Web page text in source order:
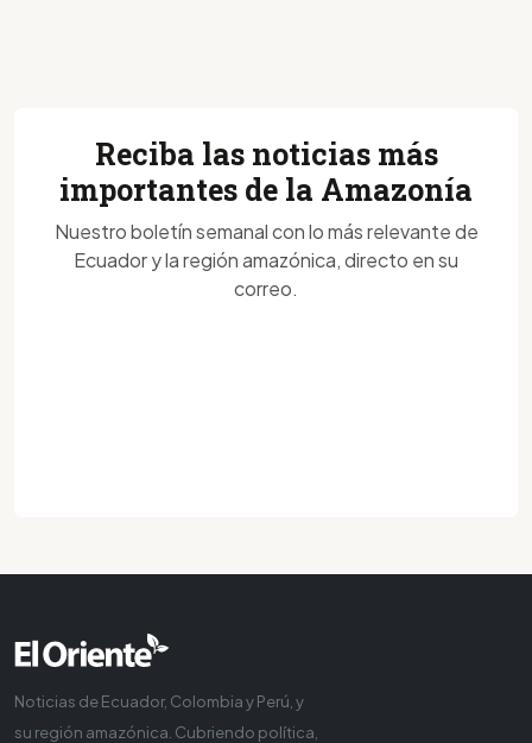
Reciba las noticias más
importantes de la Amazonía
Nuestro boletín semanal con lo más relevante de
Ecuador y la región amazónica, directo en su
correo.
Noticias de Ecuador, Colombia y Perú, y
su región amazónica. Cubriendo política,